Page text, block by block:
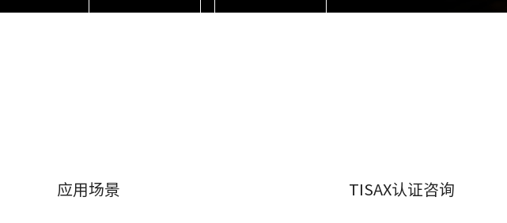
应用场景 TISAX认证咨询